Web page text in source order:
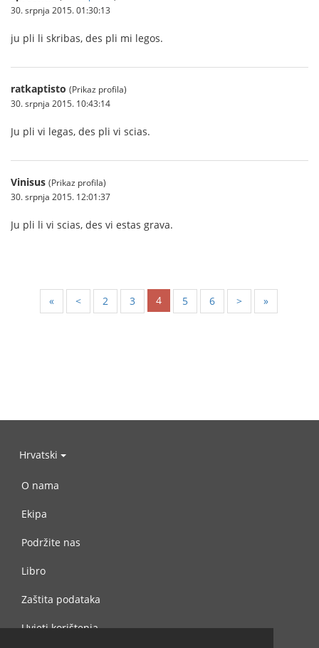
30. srpnja 2015. 01:30:13
ju pli li skribas, des pli mi legos.
ratkaptisto (Prikaz profila)
30. srpnja 2015. 10:43:14
Ju pli vi legas, des pli vi scias.
Vinisus (Prikaz profila)
30. srpnja 2015. 12:01:37
Ju pli li vi scias, des vi estas grava.
« < 2 3 4 5 6 > »
Hrvatski
O nama
Ekipa
Podržite nas
Libro
Zaštita podataka
Uvjeti korištenja